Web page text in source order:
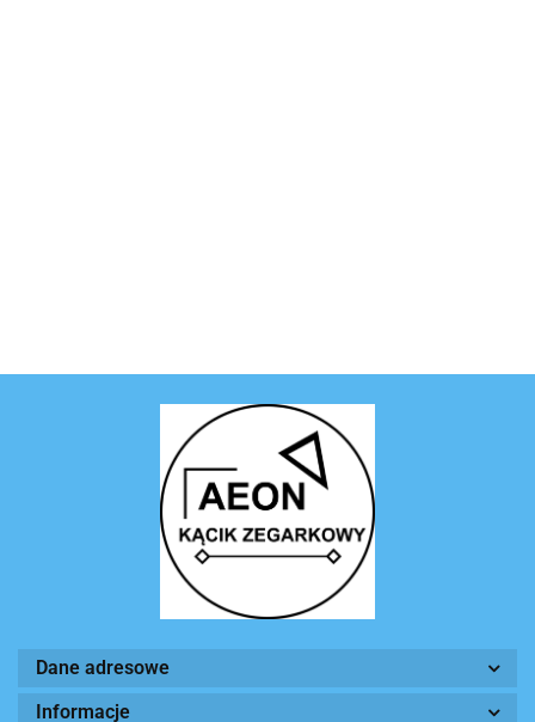
Dane adresowe
Informacje